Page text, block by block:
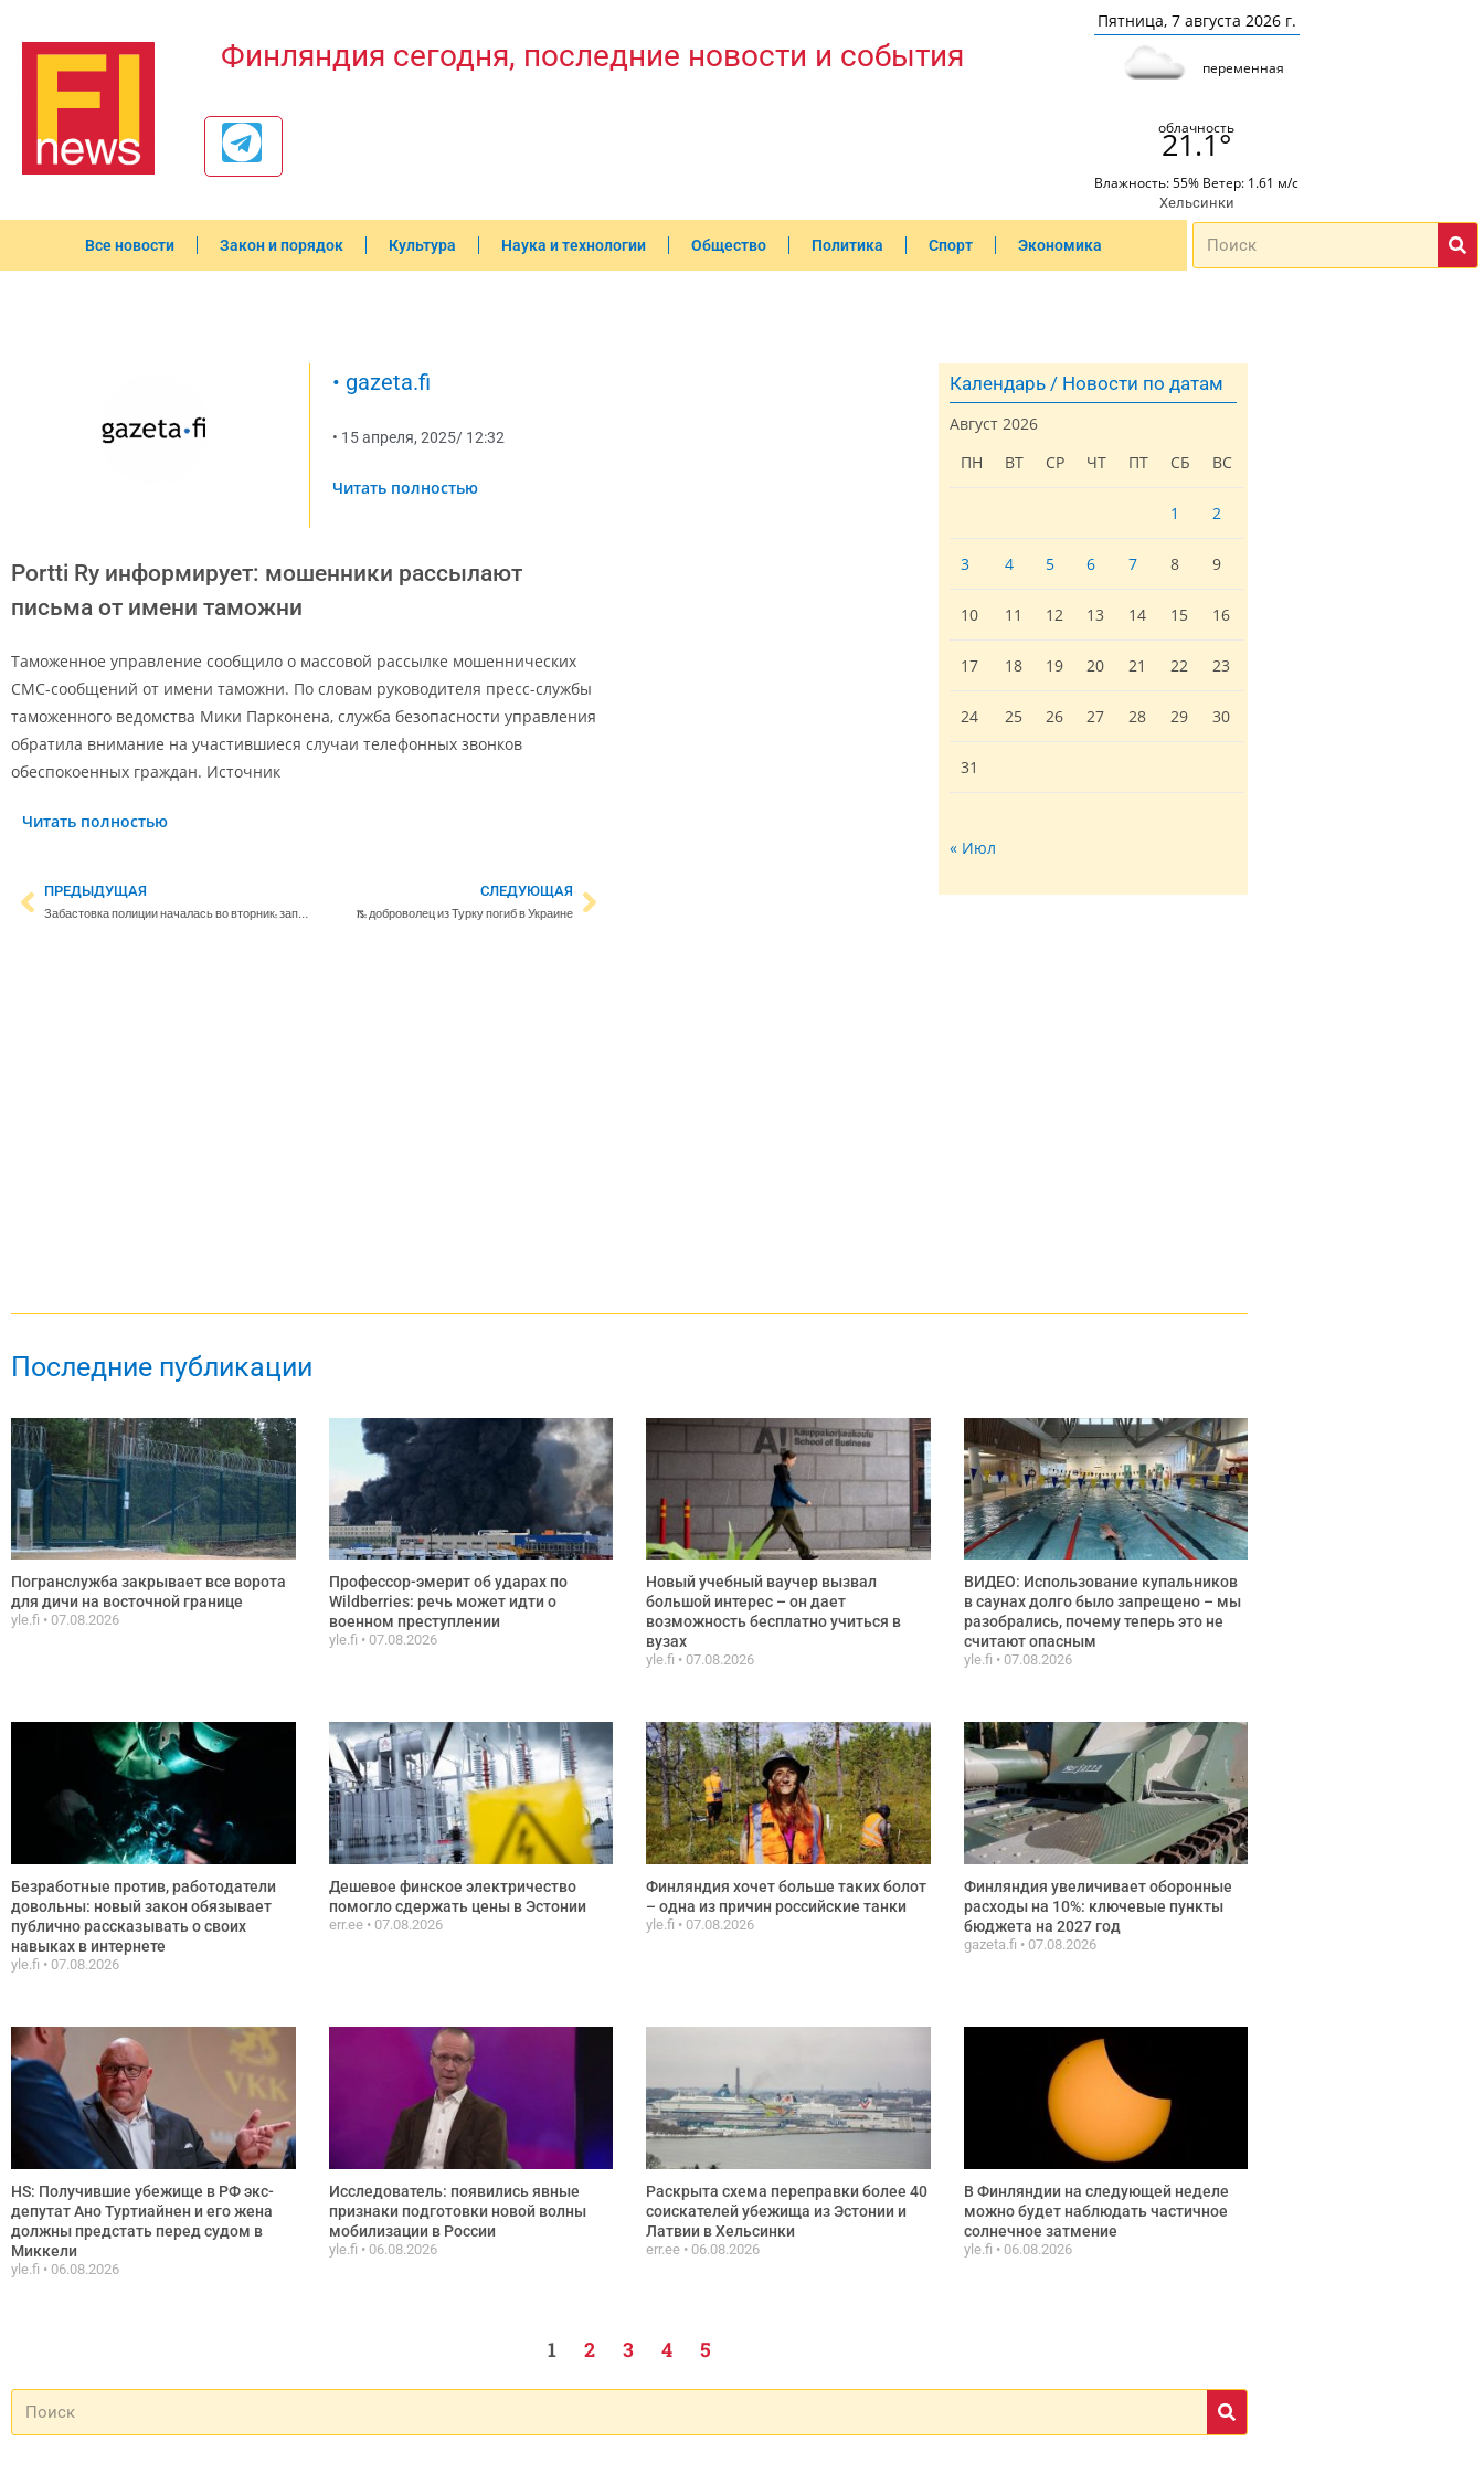
Финляндия сегодня, последние новости и события
Пятница, 7 августа 2026 г.
переменная
облачность
21.1°
Влажность: 55% Ветер: 1.61 м/с
Хельсинки
Все новости Закон и порядок Культура Наука и технологии Общество Политика Спорт Экономика
• gazeta.fi
• 15 апреля, 2025/ 12:32
Читать полностью
Portti Ry информирует: мошенники рассылают
письма от имени таможни
Таможенное управление сообщило о массовой рассылке мошеннических
СМС-сообщений от имени таможни. По словам руководителя пресс-службы
таможенного ведомства Мики Парконена, служба безопасности управления
обратила внимание на участившиеся случаи телефонных звонков
обеспокоенных граждан. Источник
Читать полностью
ПРЕДЫДУЩАЯ
Забастовка полиции началась во вторник: записи на прием отменяют, не принимают заявления о правонарушениях
СЛЕДУЮЩАЯ
TS: доброволец из Турку погиб в Украине
Календарь / Новости по датам
Август 2026
ПН
ВТ СР ЧТ ПТ СБ ВС
1 2
3 4 5 6 7 8 9
10 11 12 13 14 15 16
17 18 19 20 21 22 23
24 25 26 27 28 29 30
31
« Июл
Последние публикации
Погранслужба закрывает все ворота
для дичи на восточной границе
yle.fi 07.08.2026
Профессор-эмерит об ударах по
Wildberries: речь может идти о
военном преступлении
yle.fi 07.08.2026
Новый учебный ваучер вызвал
большой интерес – он дает
возможность бесплатно учиться в
вузах
yle.fi 07.08.2026
ВИДЕО: Использование купальников
в саунах долго было запрещено – мы
разобрались, почему теперь это не
считают опасным
yle.fi 07.08.2026
Безработные против, работодатели
довольны: новый закон обязывает
публично рассказывать о своих
навыках в интернете
yle.fi 07.08.2026
Дешевое финское электричество
помогло сдержать цены в Эстонии
err.ee 07.08.2026
Финляндия хочет больше таких болот
– одна из причин российские танки
yle.fi 07.08.2026
Финляндия увеличивает оборонные
расходы на 10%: ключевые пункты
бюджета на 2027 год
gazeta.fi 07.08.2026
HS: Получившие убежище в РФ экс-
депутат Ано Туртиайнен и его жена
должны предстать перед судом в
Миккели
yle.fi 06.08.2026
Исследователь: появились явные
признаки подготовки новой волны
мобилизации в России
yle.fi 06.08.2026
Раскрыта схема переправки более 40
соискателей убежища из Эстонии и
Латвии в Хельсинки
err.ee 06.08.2026
В Финляндии на следующей неделе
можно будет наблюдать частичное
солнечное затмение
yle.fi 06.08.2026
1 2 3 4 5